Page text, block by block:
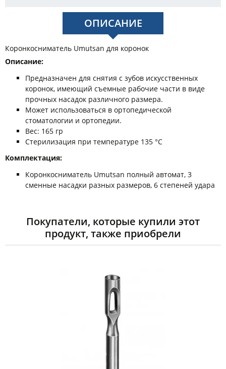
ОПИСАНИЕ
Коронкосниматель Umutsan для коронок
Описание:
Предназначен для снятия с зубов искусственных
коронок, имеющий съемные рабочие части в виде
прочных насадок различного размера.
Может использоваться в ортопедической
стоматологии и ортопедии.
Вес: 165 гр
Стерилизация при температуре 135 °С
Комплектация:
Коронкосниматель Umutsan полный автомат, 3
сменные насадки разных размеров, 6 степеней удара
Покупатели, которые купили этот
продукт, также приобрели